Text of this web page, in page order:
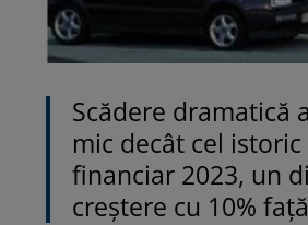
Scădere dramatică
mic decât cel
financiar 2023, un
creștere cu 10%